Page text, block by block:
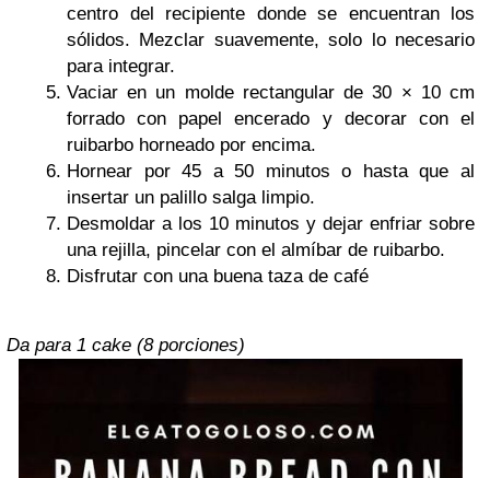
centro del recipiente donde se encuentran los
sólidos. Mezclar suavemente, solo lo necesario
para integrar.
Vaciar en un molde rectangular de 30 × 10 cm
forrado con papel encerado y decorar con el
ruibarbo horneado por encima.
Hornear por 45 a 50 minutos o hasta que al
insertar un palillo salga limpio.
Desmoldar a los 10 minutos y dejar enfriar sobre
una rejilla, pincelar con el almíbar de ruibarbo.
Disfrutar con una buena taza de café
Da para 1 cake (8 porciones)